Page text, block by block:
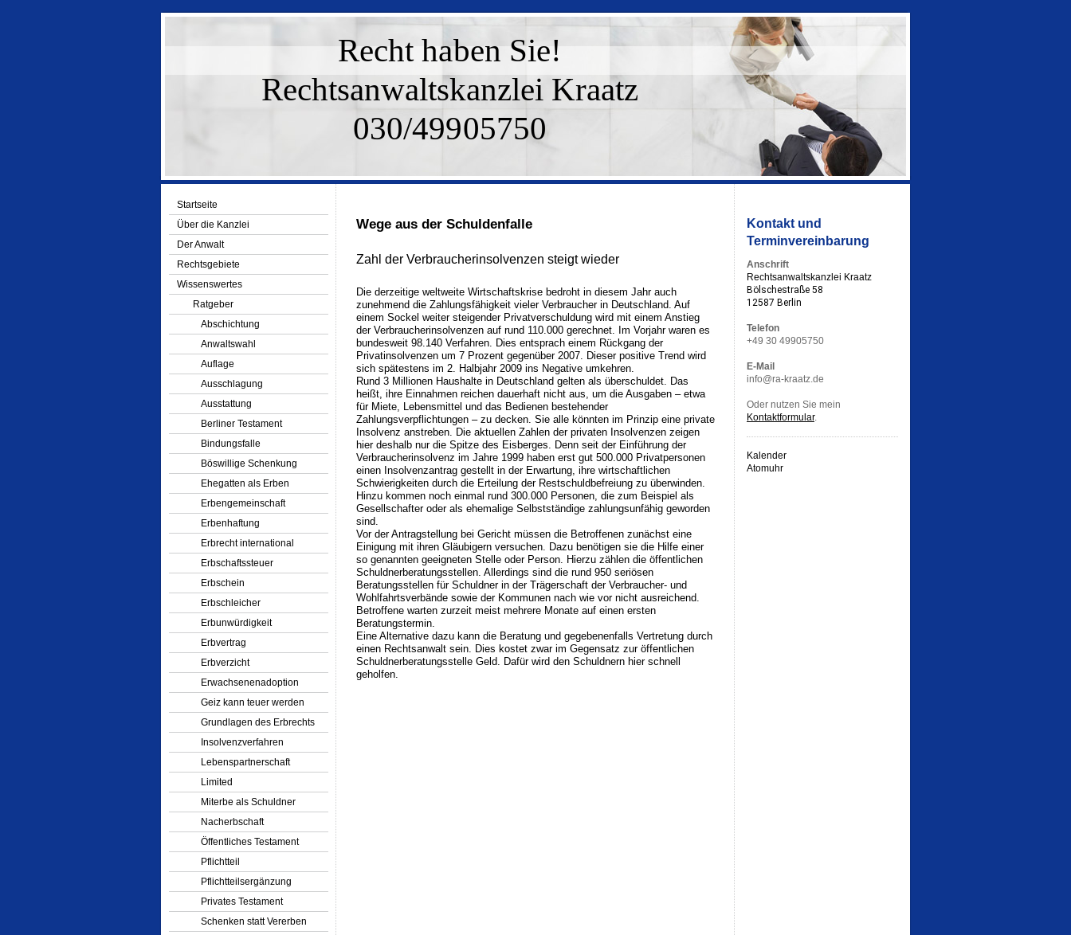
Recht haben Sie!
Rechtsanwaltskanzlei Kraatz
030/49905750
Startseite
Über die Kanzlei
Der Anwalt
Rechtsgebiete
Wissenswertes
Ratgeber
Abschichtung
Anwaltswahl
Auflage
Ausschlagung
Ausstattung
Berliner Testament
Bindungsfalle
Böswillige Schenkung
Ehegatten als Erben
Erbengemeinschaft
Erbenhaftung
Erbrecht international
Erbschaftssteuer
Erbschein
Erbschleicher
Erbunwürdigkeit
Erbvertrag
Erbverzicht
Erwachsenenadoption
Geiz kann teuer werden
Grundlagen des Erbrechts
Insolvenzverfahren
Lebenspartnerschaft
Limited
Miterbe als Schuldner
Nacherbschaft
Öffentliches Testament
Pflichtteil
Pflichtteilsergänzung
Privates Testament
Schenken statt Vererben
Wege aus der Schuldenfalle
Zahl der Verbraucherinsolvenzen steigt wieder
Die derzeitige weltweite Wirtschaftskrise bedroht in diesem Jahr auch
zunehmend die Zahlungsfähigkeit vieler Verbraucher in Deutschland. Auf
einem Sockel weiter steigender Privatverschuldung wird mit einem Anstieg
der Verbraucherinsolvenzen auf rund 110.000 gerechnet. Im Vorjahr waren es
bundesweit 98.140 Verfahren. Dies entsprach einem Rückgang der
Privatinsolvenzen um 7 Prozent gegenüber 2007. Dieser positive Trend wird
sich spätestens im 2. Halbjahr 2009 ins Negative umkehren.
Rund 3 Millionen Haushalte in Deutschland gelten als überschuldet. Das
heißt, ihre Einnahmen reichen dauerhaft nicht aus, um die Ausgaben – etwa
für Miete, Lebensmittel und das Bedienen bestehender
Zahlungsverpflichtungen – zu decken. Sie alle könnten im Prinzip eine private
Insolvenz anstreben. Die aktuellen Zahlen der privaten Insolvenzen zeigen
hier deshalb nur die Spitze des Eisberges. Denn seit der Einführung der
Verbraucherinsolvenz im Jahre 1999 haben erst gut 500.000 Privatpersonen
einen Insolvenzantrag gestellt in der Erwartung, ihre wirtschaftlichen
Schwierigkeiten durch die Erteilung der Restschuldbefreiung zu überwinden.
Hinzu kommen noch einmal rund 300.000 Personen, die zum Beispiel als
Gesellschafter oder als ehemalige Selbstständige zahlungsunfähig geworden
sind.
Vor der Antragstellung bei Gericht müssen die Betroffenen zunächst eine
Einigung mit ihren Gläubigern versuchen. Dazu benötigen sie die Hilfe einer
so genannten geeigneten Stelle oder Person. Hierzu zählen die öffentlichen
Schuldnerberatungsstellen. Allerdings sind die rund 950 seriösen
Beratungsstellen für Schuldner in der Trägerschaft der Verbraucher- und
Wohlfahrtsverbände sowie der Kommunen nach wie vor nicht ausreichend.
Betroffene warten zurzeit meist mehrere Monate auf einen ersten
Beratungstermin.
Eine Alternative dazu kann die Beratung und gegebenenfalls Vertretung durch
einen Rechtsanwalt sein. Dies kostet zwar im Gegensatz zur öffentlichen
Schuldnerberatungsstelle Geld. Dafür wird den Schuldnern hier schnell
geholfen.
Kontakt und
Terminvereinbarung
Anschrift
Rechtsanwaltskanzlei Kraatz
Bölschestraße 58
12587 Berlin
Telefon
+49 30 49905750
E-Mail
info@ra-kraatz.de
Oder nutzen Sie mein
Kontaktformular.
Kalender
Atomuhr